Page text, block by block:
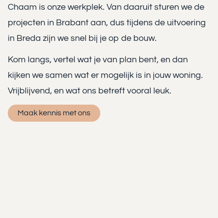
Chaam is onze werkplek. Van daaruit sturen we de
projecten in Brabant aan, dus tijdens de uitvoering
in Breda zijn we snel bij je op de bouw.
Kom langs, vertel wat je van plan bent, en dan
kijken we samen wat er mogelijk is in jouw woning.
Vrijblijvend, en wat ons betreft vooral leuk.
Maak kennis met ons